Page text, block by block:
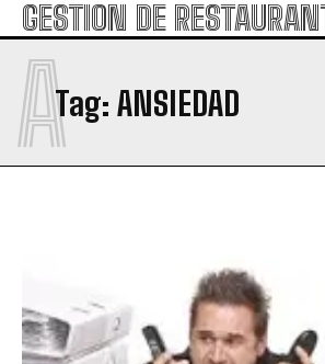
GESTION DE
Tag: ANSIEDAD
A